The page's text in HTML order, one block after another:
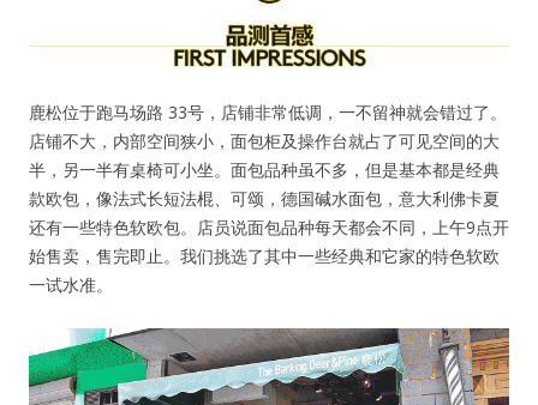
鹿松位于跑马场路 33号，店铺非常低调，一不留神就会错过了。
店铺不大，内部空间狭小，面包柜及操作台就占了可见空间的大
半，另一半有桌椅可小坐。面包品种虽不多，但是基本都是经典
款欧包，像法式长短法棍、可颂，德国碱水面包，意大利佛卡夏
还有一些特色软欧包。店员说面包品种每天都会不同，上午9点开
始售卖，售完即止。我们挑选了其中一些经典和它家的特色软欧
一试水准。